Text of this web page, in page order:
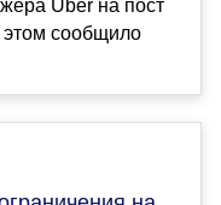
Uber на пост
сообщило